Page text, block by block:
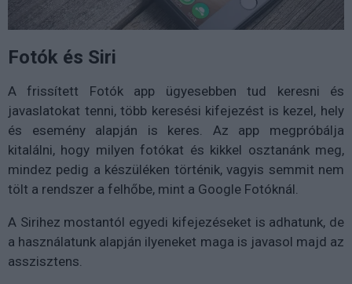
Fotók és Siri
A frissített Fotók app ügyesebben tud keresni és
javaslatokat tenni, több keresési kifejezést is kezel, hely
és esemény alapján is keres. Az app megpróbálja
kitalálni, hogy milyen fotókat és kikkel osztanánk meg,
mindez pedig a készüléken történik, vagyis semmit nem
tölt a rendszer a felhőbe, mint a Google Fotóknál.
A Sirihez mostantól egyedi kifejezéseket is adhatunk, de
a használatunk alapján ilyeneket maga is javasol majd az
asszisztens.